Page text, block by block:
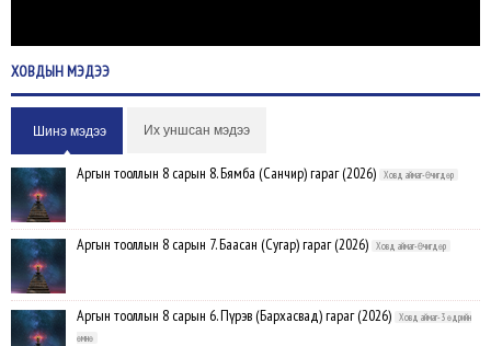
ХОВДЫНМЭДЭЭ
Шинэ мэдээ Их уншсан мэдээ
Аргын тооллын 8 сарын 8. Бямба (Санчир) гараг (2026) Ховд аймаг-Өчигдөр
Аргын тооллын 8 сарын 7. Баасан (Сугар) гараг (2026) Ховд аймаг-Өчигдөр
Аргын тооллын 8 сарын 6. Пүрэв (Бархасвад) гараг (2026)
Ховд аймаг-3 өдрийн
өмнө